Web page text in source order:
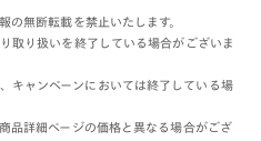
無断転載を禁止いたします。
取り扱いを終了している場合がございま
キャンペーンにおいては終了している場
品詳細ページの価格と異なる場合がござ